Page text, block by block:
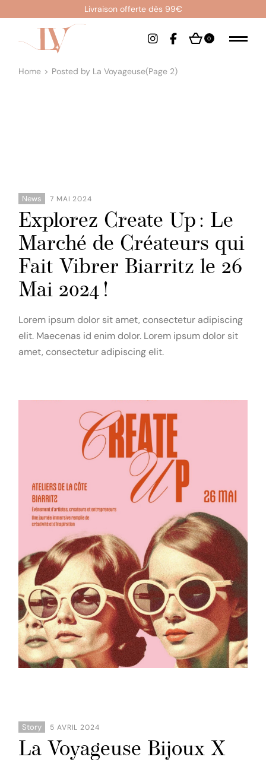
Livraison offerte dès 99€
0
Home Posted by La Voyageuse(Page 2)
News 7 MAI 2024
Explorez Create Up : Le
Marché de Créateurs qui
Fait Vibrer Biarritz le 26
Mai 2024 !
Lorem ipsum dolor sit amet, consectetur adipiscing
elit. Maecenas id enim dolor. Lorem ipsum dolor sit
amet, consectetur adipiscing elit.
Story 5 AVRIL 2024
La Voyageuse Bijoux X